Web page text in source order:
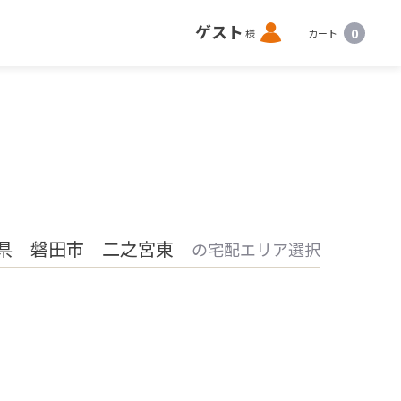
ゲスト 様 ロ
グ
カート 0
磐田市 二之宮東 の宅配エリア選択